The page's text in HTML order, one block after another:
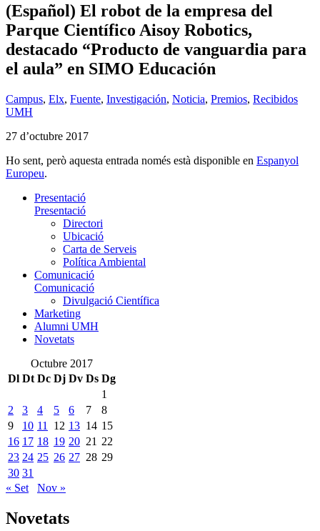
(Español) El robot de la empresa del
Parque Científico Aisoy Robotics,
destacado “Producto de vanguardia para
el aula” en SIMO Educación
Campus, Elx, Fuente, Investigación, Noticia, Premios, Recibidos
UMH
27 d’octubre 2017
Ho sent, però aquesta entrada només està disponible en Espanyol
Europeu.
Presentació
Presentació
Directori
Ubicació
Carta de Serveis
Política Ambiental
Comunicació
Comunicació
Divulgació Científica
Marketing
Alumni UMH
Novetats
Octubre 2017
Dl Dt Dc Dj Dv Ds Dg
1
2
3 4 5 6 7
8
9
10 11 12 13 14 15
16 17 18 19 20 21 22
23 24 25 26 27 28 29
30 31
« Set
Nov »
Novetats